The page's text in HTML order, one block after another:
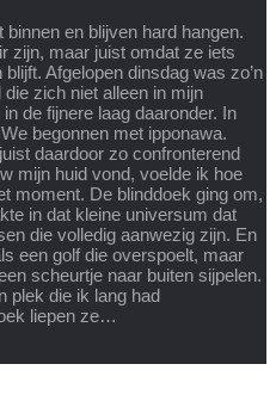
en blijven hard hangen.
zijn, maar juist omdat ze iets
Afgelopen dinsdag was zo’n
zich niet alleen in mijn
de fijnere laag daaronder. In
begonnen met ipponawa.
daardoor zo confronterend
mijn huid vond, voelde ik hoe
moment. De blinddoek ging om,
in dat kleine universum dat
die volledig aanwezig zijn. En
een golf die overspoelt, maar
scheurtje naar buiten sijpelen.
plek die ik lang had
liepen ze…